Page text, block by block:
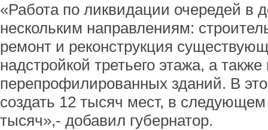
«Работа по ликвидации очередей в
нескольким направлениям:
ремонт и реконструкция
надстройкой третьего этажа, а
перепрофилированных зданий. В
создать 12 тысяч мест, в
тысяч»,- добавил губернатор.